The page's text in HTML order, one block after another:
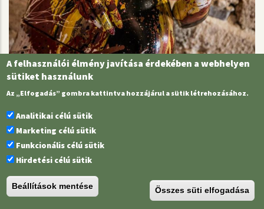
PAF - Pintér András Ferenc kiállítása
A felhasználói élmény javítása érdekében a webhelyen
sütiket használunk
Az „Elfogadás” gombra kattintva hozzájárul a sütik létrehozásához.
Analitikai célú sütik
Marketing célú sütik
Funkcionális célú sütik
Hirdetési célú sütik
Beállítások mentése Összes süti elfogadása